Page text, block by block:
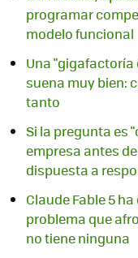
programar
modelo funcional
Una "gigafactoría
suena muy bien:
tanto
Si la pregunta es
empresa antes
dispuesta a
Claude Fable 5
problema que
no tiene ninguna